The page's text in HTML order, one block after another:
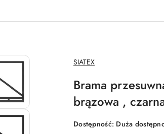
NAZWA
PRODUCENTA:
SIATEX
Brama
brązowa ,
Dostępność: Duża